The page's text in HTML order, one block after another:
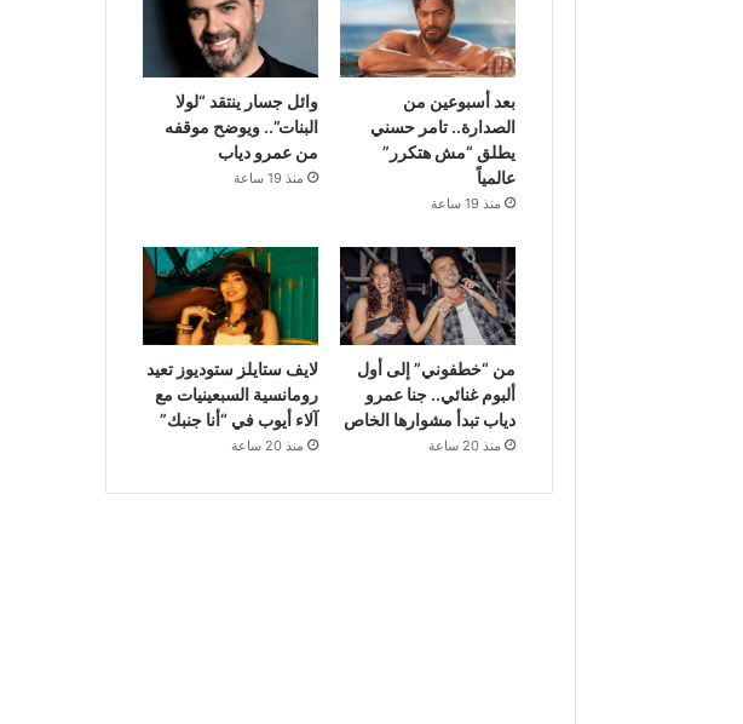
بعد أسبوعين من
الصدارة.. تامر حسني
يطلق “مش هتكرر”
عالمياً
منذ 19 ساعة
وائل جسار ينتقد “لولا
البنات”.. ويوضح موقفه
من عمرو دياب
منذ 19 ساعة
من “خطفوني” إلى أول
ألبوم غنائي.. جنا عمرو
دياب تبدأ مشوارها الخاص
منذ 20 ساعة
لايف ستايلز ستوديوز تعيد
رومانسية السبعينيات مع
آلاء أيوب في “أنا جنبك”
منذ 20 ساعة